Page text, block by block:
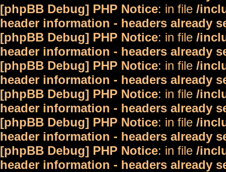
[phpBB Debug] PHP Notice: in file /
header information - headers already
[phpBB Debug] PHP Notice: in file /
header information - headers already
[phpBB Debug] PHP Notice: in file /
header information - headers already
[phpBB Debug] PHP Notice: in file /
header information - headers already
[phpBB Debug] PHP Notice: in file /
header information - headers already
[phpBB Debug] PHP Notice: in file /
header information - headers already